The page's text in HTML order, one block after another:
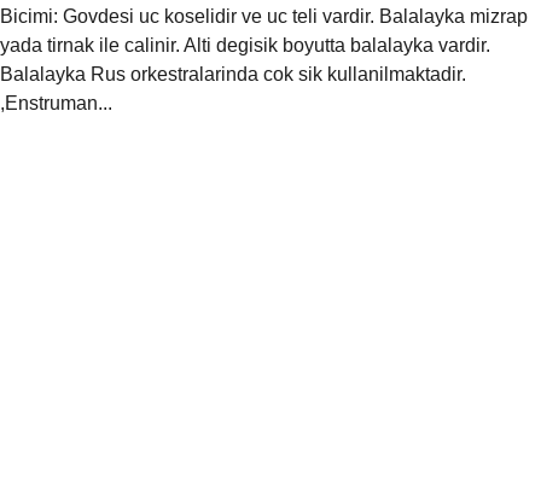
Bicimi: Govdesi uc koselidir ve uc teli vardir. Balalayka mizrap
yada tirnak ile calinir. Alti degisik boyutta balalayka vardir.
Balalayka Rus orkestralarinda cok sik kullanilmaktadir.
,Enstruman...